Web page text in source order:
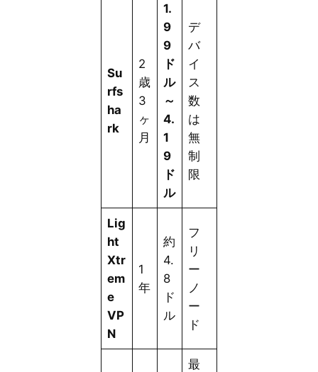
Su
rfs
ha
rk
2
歳
3
ヶ
月
1.
9
9
ド
ル
～
4.
1
9
ド
ル
デ
バ
イ
ス
数
は
無
制
限
Lig
ht
Xtr
em
e
VP
N
1
年
約
4.
8
ド
ル
フ
リ
ー
ノ
ー
ド
最